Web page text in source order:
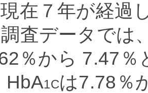
在７年が経過
査データでは
％から 7.47％
HbA1Cは7.78％